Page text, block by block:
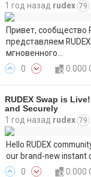
1 год назад rudex 79
Привет, сообщество
представляем
мгновенного…
0
0.000
RUDEX Swap is
and Securely
1 год назад rudex 79
Hello RUDEX
our brand-new instant
0
0.000